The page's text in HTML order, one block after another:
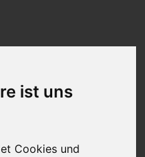
ist uns
Cookies und